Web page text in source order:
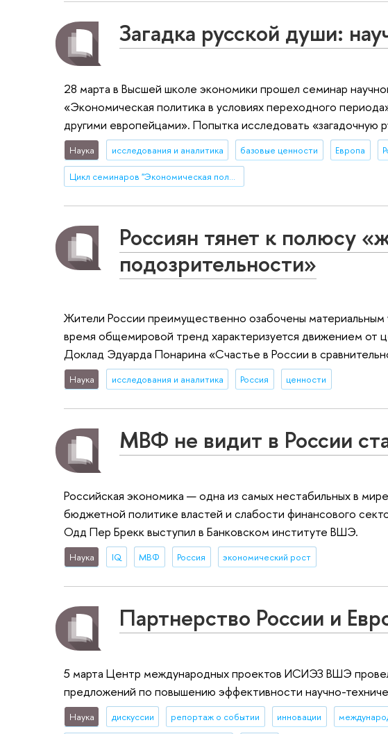
Загадка русской души:
28 марта в Высшей школе экономики прошел семинар
«Экономическая политика в условиях переходного
другими европейцами». Попытка исследовать «загадочную
Наука исследования и аналитика базовые ценности Европа
Цикл семинаров "Экономическая политика в условиях переходного периода" под руководством Евгения Ясина
Россиян тянет к полюсу
подозрительности»
Жители России преимущественно озабочены
время общемировой тренд характеризуется движением от
Доклад Эдуарда Понарина «Счастье в России в
Наука исследования и аналитика Россия ценности
МВФ не видит в России
Российская экономика — одна из самых нестабильных в
бюджетной политике властей и слабости финансового
Одд Пер Брекк выступил в Банковском институте ВШЭ.
Наука IQ МВФ Россия экономический рост
Партнерство России и
5 марта Центр международных проектов ИСИЭЗ ВШЭ
предложений по повышению эффективности научно-
Наука дискуссии репортаж о событии инновации